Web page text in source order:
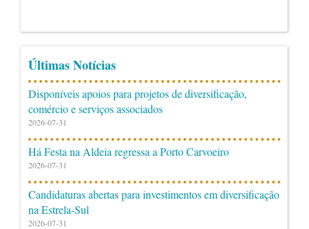
Últimas Notícias
Disponíveis apoios para projetos de diversificação,
comércio e serviços associados
2026-07-31
Há Festa na Aldeia regressa a Porto Carvoeiro
2026-07-31
Candidaturas abertas para investimentos em diversificação
na Estrela-Sul
2026-07-31